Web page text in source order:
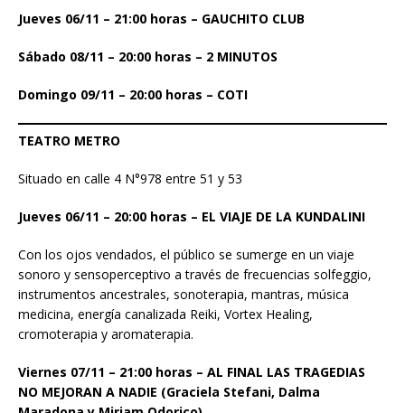
Jueves 06/11 – 21:00 horas – GAUCHITO CLUB
Sábado 08/11 – 20:00 horas – 2 MINUTOS
Domingo 09/11 – 20:00 horas – COTI
TEATRO METRO
Situado en calle 4 N°978 entre 51 y 53
Jueves 06/11 – 20:00 horas – EL VIAJE DE LA KUNDALINI
Con los ojos vendados, el público se sumerge en un viaje
sonoro y sensoperceptivo a través de frecuencias solfeggio,
instrumentos ancestrales, sonoterapia, mantras, música
medicina, energía canalizada Reiki, Vortex Healing,
cromoterapia y aromaterapia.
Viernes 07/11 – 21:00 horas – AL FINAL LAS TRAGEDIAS
NO MEJORAN A NADIE (Graciela Stefani, Dalma